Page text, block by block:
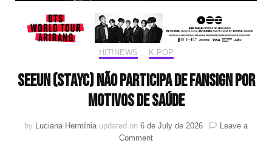
HIT!NEWS K-POP
Seeun (STAYC) não participa de fansign por
motivos de saúde
by Luciana Hermínia updated on 6 de July de 2026
Leave a
Commenton